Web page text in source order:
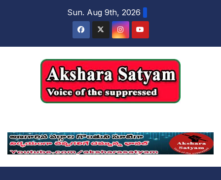
Sun. Aug 9th, 2026